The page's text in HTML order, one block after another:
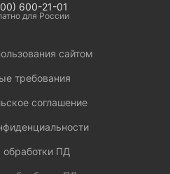
600-21-01
для России
сайтом
требования
соглашение
обработки ПД